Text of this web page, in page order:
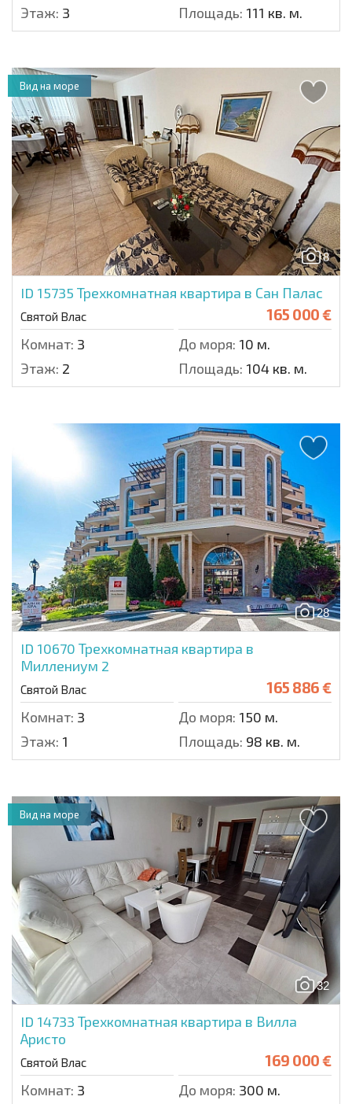
Этаж: 3 Площадь: 111 кв. м.
8
ID 15735 Трехкомнатная квартира в Сан Палас
Святой Влас 165 000 €
Комнат: 3 До моря: 10 м.
Этаж: 2 Площадь: 104 кв. м.
Вид на море
28
ID 10670 Трехкомнатная квартира в
Миллениум 2
Святой Влас 165 886 €
Комнат: 3 До моря: 150 м.
Этаж: 1 Площадь: 98 кв. м.
32
ID 14733 Трехкомнатная квартира в Вилла
Аристо
Святой Влас 169 000 €
Комнат: 3 До моря: 300 м.
Вид на море